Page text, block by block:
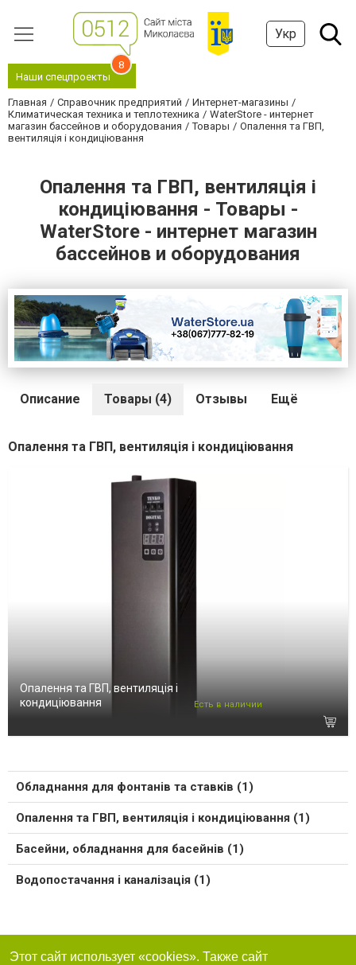
Укр
Наши спецпроекты
8
Главная Справочник предприятий
Интернет-магазины
Климатическая техника и теплотехника
WaterStore - интернет
магазин бассейнов и оборудования
Товары
Опалення та ГВП,
вентиляція і кондиціювання
Опалення та ГВП, вентиляція і
кондиціювання - Товары -
WaterStore - интернет магазин
бассейнов и оборудования
Описание Товары (4) Отзывы Ещё
Опалення та ГВП, вентиляція і кондиціювання
Опалення та ГВП, вентиляція і
кондиціювання
Есть в наличии
Обладнання для фонтанів та ставків (1)
Опалення та ГВП, вентиляція і кондиціювання (1)
Басейни, обладнання для басейнів (1)
Водопостачання і каналізація (1)
Этот сайт использует «cookies». Также сайт